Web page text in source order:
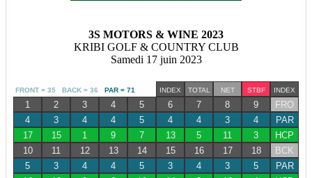
3S MOTORS & WINE 2023
KRIBI GOLF & COUNTRY CLUB
Samedi 17 juin 2023
FRONT = 35 BACK = 36 PAR = 71 INDEX TOTAL NET STBF INDEX
1 2 3 4 5 6 7 8 9
FRO
4
3 4 4 5 4 4 3 4
PAR
17
15 1 9 7 13 5 11 3
HCP
10
11 12 13 14 15 16 17 18
BCK
5
3 4 4 5 3 4 3 5
PAR